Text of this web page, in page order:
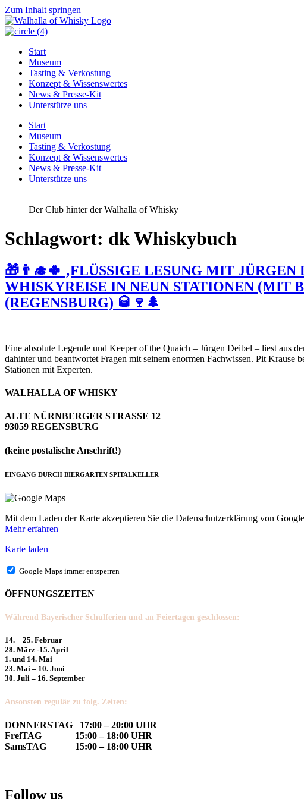
Zum Inhalt springen
Start
Museum
Tasting & Verkostung
Konzept & Wissenswertes
News & Presse-Kit
Unterstütze uns
Start
Museum
Tasting & Verkostung
Konzept & Wissenswertes
News & Presse-Kit
Unterstütze uns
Der Club hinter der Walhalla of Whisky
Schlagwort: dk Whiskybuch
🎁👨‍🎓🍀 ‚FLÜSSIGE LESUNG MIT
WHISKYREISE IN NEUN STATIONEN (MIT
(REGENSBURG) 🥃🍷🌲
Eine absolute Legende und Keeper of the Quaich – Jürgen Deibel – liest aus
dahinter und beantwortet Fragen mit seinem enormen Fachwissen. Pit
Stationen mit Experten.
WALHALLA OF WHISKY
ALTE NÜRNBERGER STRASSE 12
93059 REGENSBURG
(keine postalische Anschrift!)
EINGANG DURCH BIERGARTEN SPITALKELLER
Mit dem Laden der Karte akzeptieren Sie die Datenschutzerklärung von
Mehr erfahren
Karte laden
Google Maps immer entsperren
ÖFFNUNGSZEITEN
Während Bayerischer Schulferien und an Feiertagen geschlossen:
14. – 25. Februar
28. März -15. April
1. und 14. Mai
23. Mai – 10. Juni
30. Juli – 16. September
Ansonsten regulär zu folg. Zeiten:
DONNERSTAG 17:00 – 20:00 UHR
FreiTAG 15:00 – 18:00 UHR
SamsTAG 15:00 – 18:00 UHR
Follow us